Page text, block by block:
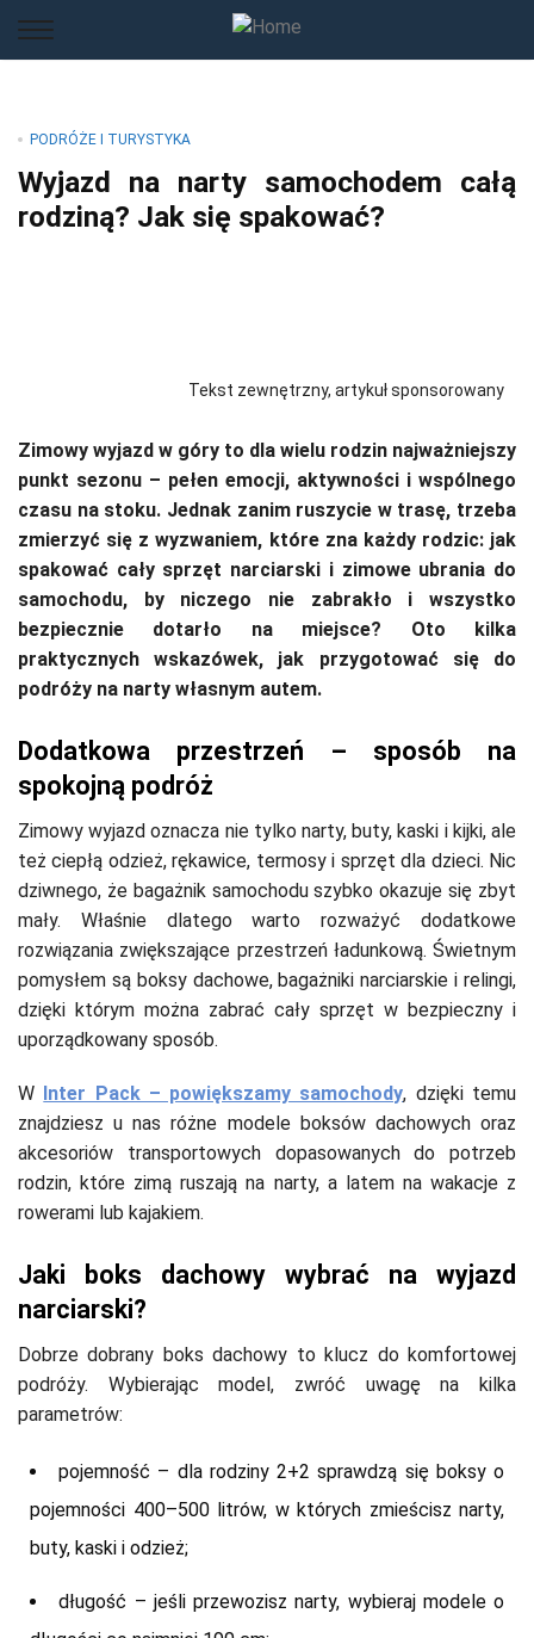
PODRÓŻE I TURYSTYKA
Wyjazd na narty samochodem całą
rodziną? Jak się spakować?
Tekst zewnętrzny, artykuł sponsorowany
Zimowy wyjazd w góry to dla wielu rodzin najważniejszy
punkt sezonu – pełen emocji, aktywności i wspólnego
czasu na stoku. Jednak zanim ruszycie w trasę, trzeba
zmierzyć się z wyzwaniem, które zna każdy rodzic: jak
spakować cały sprzęt narciarski i zimowe ubrania do
samochodu, by niczego nie zabrakło i wszystko
bezpiecznie dotarło na miejsce? Oto kilka
praktycznych wskazówek, jak przygotować się do
podróży na narty własnym autem.
Dodatkowa przestrzeń – sposób na
spokojną podróż
Zimowy wyjazd oznacza nie tylko narty, buty, kaski i kijki, ale
też ciepłą odzież, rękawice, termosy i sprzęt dla dzieci. Nic
dziwnego, że bagażnik samochodu szybko okazuje się zbyt
mały. Właśnie dlatego warto rozważyć dodatkowe
rozwiązania zwiększające przestrzeń ładunkową. Świetnym
pomysłem są boksy dachowe, bagażniki narciarskie i relingi,
dzięki którym można zabrać cały sprzęt w bezpieczny i
uporządkowany sposób.
W Inter Pack – powiększamy samochody, dzięki temu
znajdziesz u nas różne modele boksów dachowych oraz
akcesoriów transportowych dopasowanych do potrzeb
rodzin, które zimą ruszają na narty, a latem na wakacje z
rowerami lub kajakiem.
Jaki boks dachowy wybrać na wyjazd
narciarski?
Dobrze dobrany boks dachowy to klucz do komfortowej
podróży. Wybierając model, zwróć uwagę na kilka
parametrów:
pojemność – dla rodziny 2+2 sprawdzą się boksy o
pojemności 400–500 litrów, w których zmieścisz narty,
buty, kaski i odzież;
długość – jeśli przewozisz narty, wybieraj modele o